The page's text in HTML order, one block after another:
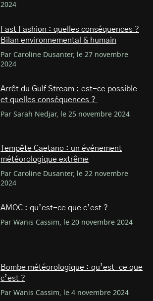
2024
Fast Fashion : quelles conséquences ?
Bilan environnemental & humain
Par Caroline Dusanter, le 27 novembre
2024
Arrêt du Gulf Stream : est-ce possible
et quelles conséquences ?
Par Sarah Nedjar, le 25 novembre 2024
Tempête Caetano : un événement
météorologique extrême
Par Caroline Dusanter, le 22 novembre
2024
AMOC : qu’est-ce que c’est ?
Par Wanis Cassim, le 20 novembre 2024
Bombe météorologique : qu’est-ce que
c’est ?
Par Wanis Cassim, le 4 novembre 2024